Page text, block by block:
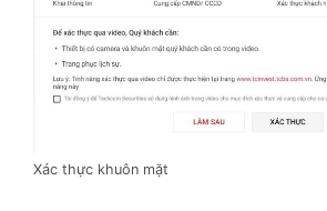
Xác thực khuôn mặt